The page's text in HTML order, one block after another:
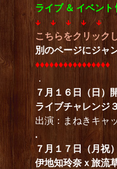
ライブ ＆ イベン
↓ ↓ ↓ ↓ ↓
こちらをクリック
別のページにジャ
♦︎♦︎♦︎♦︎♦︎♦︎♦︎♦︎♦︎♦︎♦︎♦︎♦︎♦︎♦︎♦︎
．
７月１６日（日）
ライブチャレンジ
出演：まねきキャ
.
７月１７日（月祝
伊地知玲奈ｘ旅